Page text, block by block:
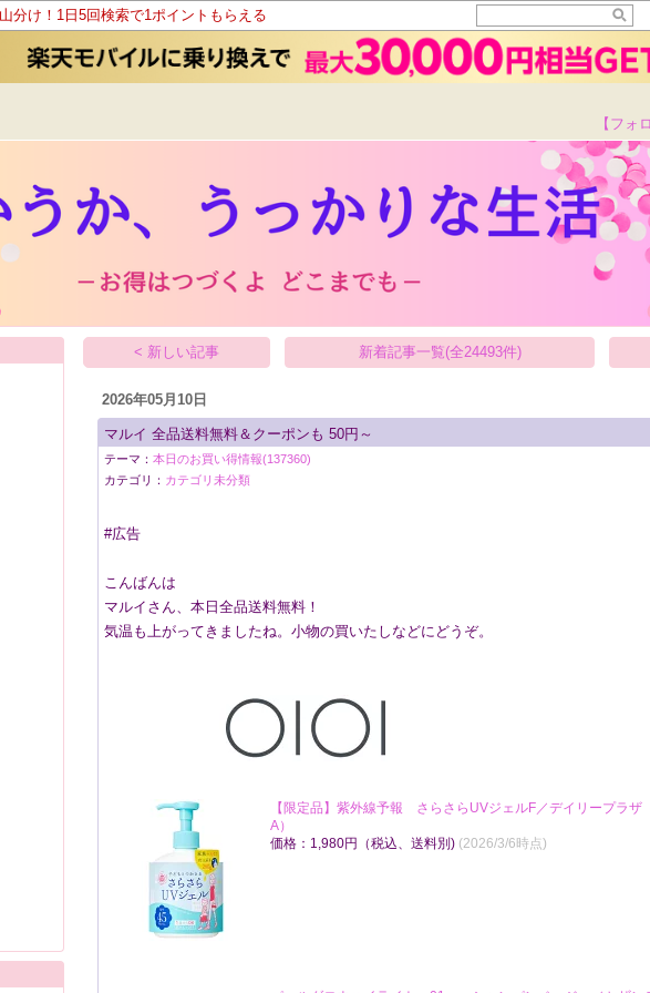
分け！1日5回検索で1ポイントもらえる
【フォ
< 新しい記事 新着記事一覧(全24493件)
2026年05月10日
マルイ 全品送料無料＆クーポンも 50円～
テーマ：本日のお買い得情報(137360)
カテゴリ： カテゴリ未分類
#広告
こんばんは
マルイさん、本日全品送料無料！
気温も上がってきましたね。小物の買いたしなどにどうぞ。
【限定品】紫外線予報 さらさらUVジェルF／デイリープラザ
A）
価格：1,980円（税込、送料別) (2026/3/6時点)